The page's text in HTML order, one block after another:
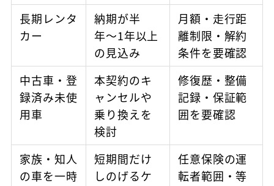
長期レンタ
カー
納期が半
年〜1年以上
の見込み
月額・走行距
離制限・解約
条件を要確認
中古車・登
録済み未使
用車
本契約のキ
ャンセルや
乗り換えを
検討
修復歴・整備
記録・保証範
囲を要確認
家族・知人
の車を一時
短期間だけ
しのげるケ
任意保険の運
転者範囲・等